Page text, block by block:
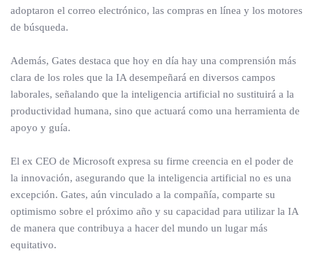
adoptaron el correo electrónico, las compras en línea y los motores
de búsqueda.
Además, Gates destaca que hoy en día hay una comprensión más
clara de los roles que la IA desempeñará en diversos campos
laborales, señalando que la inteligencia artificial no sustituirá a la
productividad humana, sino que actuará como una herramienta de
apoyo y guía.
El ex CEO de Microsoft expresa su firme creencia en el poder de
la innovación, asegurando que la inteligencia artificial no es una
excepción. Gates, aún vinculado a la compañía, comparte su
optimismo sobre el próximo año y su capacidad para utilizar la IA
de manera que contribuya a hacer del mundo un lugar más
equitativo.